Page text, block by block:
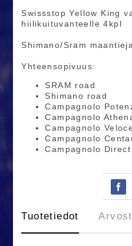
Swissstop Yellow King
hiilikuituvanteelle 4kpl
Shimano/Sram
Yhteensopivuus:
SRAM road
Shimano road
Campagnolo
Campagnolo
Campagnolo
Campagnolo
Campagnolo Direct
Tuotetiedot